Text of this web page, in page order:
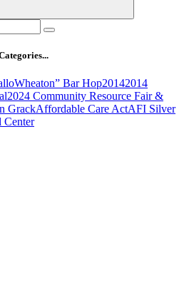
Bar Hop20142014
2024 Community Resource Fair &
GrackAffordable Care ActAFI Silver
Center